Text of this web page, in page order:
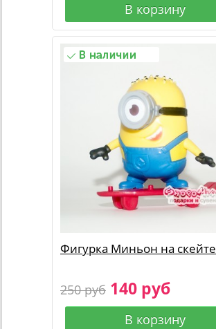
В корзину
Фигурка Миньон на скейте
250 руб 140 руб
В корзину